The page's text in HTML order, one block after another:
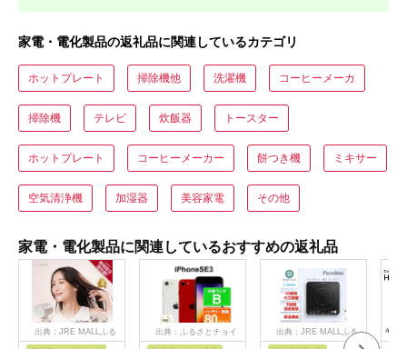
家電・電化製品の返礼品に関連しているカテゴリ
ホットプレート 掃除機他 洗濯機 コーヒーメーカ
掃除機 テレビ 炊飯器 トースター
ホットプレート コーヒーメーカー 餅つき機 ミキサー
空気清浄機 加湿器 美容家電 その他
家電・電化製品に関連しているおすすめの返礼品
出典：JRE MALLふる
さと納税
出典：ふるさとチョイ
出典：JRE MALLふる
さと納税